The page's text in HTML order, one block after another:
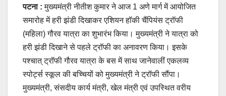
पटना : मुख्यमंत्री नीतीश कुमार ने आज 1 अणे मार्ग में आयोजित
समारोह में हरी झंडी दिखाकर एशियन हॉकी चैंपियंस ट्रॉफी
(महिला) गौरव यात्रा का शुभारंभ किया। मुख्यमंत्री ने यात्रा को
हरी झंडी दिखाने से पहले ट्रॉफी का अनावरण किया। इसके
पश्चात् ट्रॉफी गौरव यात्रा के बस में साथ जानेवालीं एकलव्य
स्पोर्ट्स स्कूल की बच्चियों को मुख्यमंत्री ने ट्रॉफी सौंपा।
मुख्यमंत्री, संसदीय कार्य मंत्री, खेल मंत्री एवं उपस्थित वरीय